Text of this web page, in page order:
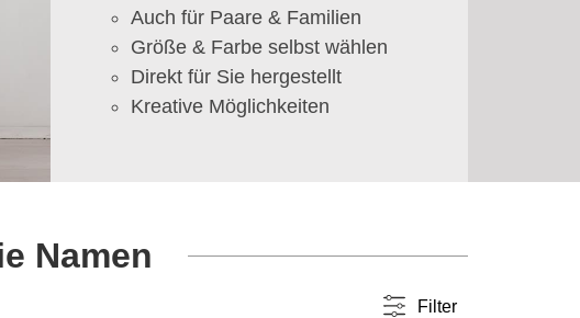
Auch für Paare & Familien
Größe & Farbe selbst wählen
Direkt für Sie hergestellt
Kreative Möglichkeiten
Namen
Filter